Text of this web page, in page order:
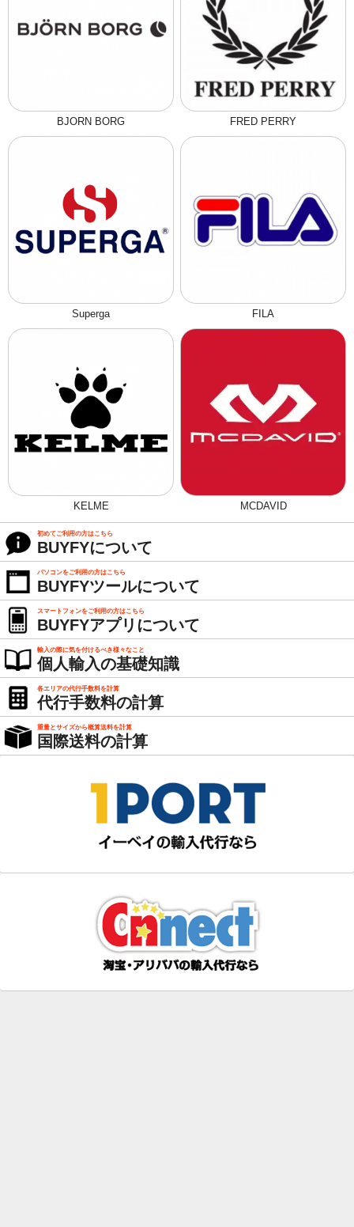
BJORN BORG FRED PERRY
Superga FILA
KELME MCDAVID
初めてご利用の方はこちら
BUYFYについて
パソコンをご利用の方はこちら
BUYFYツールについて
スマートフォンをご利用の方はこちら
BUYFYアプリについて
輸入の際に気を付けるべき様々なこと
個人輸入の基礎知識
各エリアの代行手数料を計算
代行手数料の計算
重量とサイズから概算送料を計算
国際送料の計算